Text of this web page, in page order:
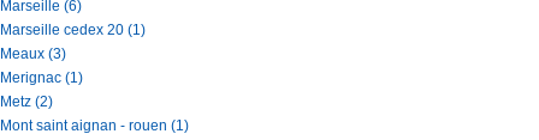
Marseille (6)
Marseille cedex 20 (1)
Meaux (3)
Merignac (1)
Metz (2)
Mont saint aignan - rouen (1)